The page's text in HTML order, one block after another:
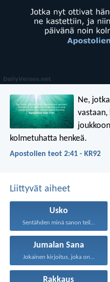
Ne,
vastaan,
kolmetuhatta henkeä.
Apostolien teot 2:41 - KR92
Liittyvät aiheet
Usko
Sentähden minä sanon teille...
Jumalan Sana
Jokainen kirjoitus, joka on...
Rakkaus